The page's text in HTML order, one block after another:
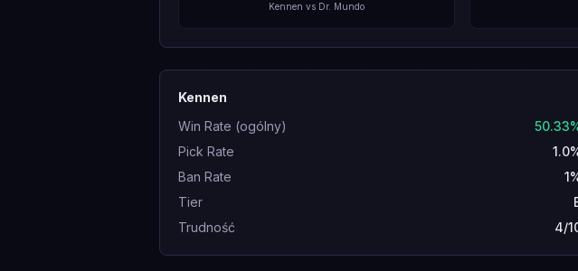
Kennen vs Dr. Mundo
Kennen
Win Rate (ogólny)
Pick Rate
Ban Rate
Tier
Trudność
4/